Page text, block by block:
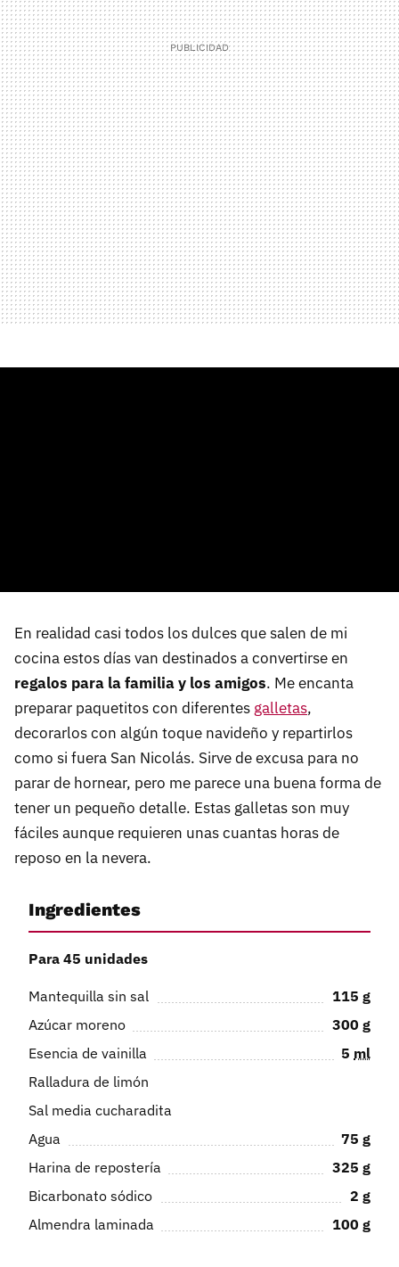
En realidad casi todos los dulces que salen de mi
cocina estos días van destinados a convertirse en
regalos para la familia y los amigos. Me encanta
preparar paquetitos con diferentes galletas,
decorarlos con algún toque navideño y repartirlos
como si fuera San Nicolás. Sirve de excusa para no
parar de hornear, pero me parece una buena forma de
tener un pequeño detalle. Estas galletas son muy
fáciles aunque requieren unas cuantas horas de
reposo en la nevera.
Ingredientes
Para 45 unidades
Mantequilla sin sal 115 g
Azúcar moreno
300 g
Esencia de vainilla
5 ml
Ralladura de limón
Sal media cucharadita
Agua
75 g
Harina de repostería
325 g
Bicarbonato sódico
2 g
Almendra laminada
100 g